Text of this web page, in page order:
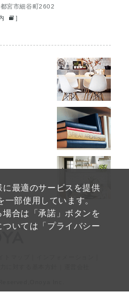
最適のサービスを提供
部使用しています。
合は「承諾」ボタンを
いては「プライバシー
宮市細谷町2602
]